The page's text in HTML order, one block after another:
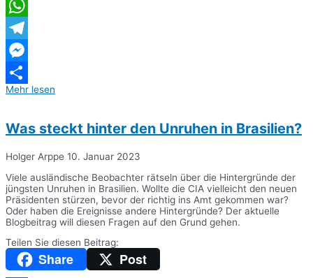
Twitter
WhatsApp
Telegram
Messenger
Teilen
Mehr lesen
Was steckt hinter den Unruhen in Brasilien?
Holger Arppe 10. Januar 2023
Viele ausländische Beobachter rätseln über die Hintergründe der
jüngsten Unruhen in Brasilien. Wollte die CIA vielleicht den neuen
Präsidenten stürzen, bevor der richtig ins Amt gekommen war?
Oder haben die Ereignisse andere Hintergründe? Der aktuelle
Blogbeitrag will diesen Fragen auf den Grund gehen.
Teilen Sie diesen Beitrag:
Share Post